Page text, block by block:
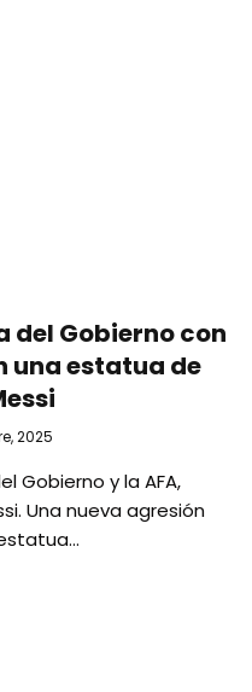
del Gobierno con
una estatua de
2025
Gobierno y la AFA,
Una nueva agresión